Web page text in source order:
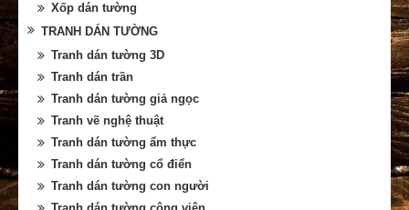
Xốp dán tường
TRANH DÁN TƯỜNG
Tranh dán tường 3D
Tranh dán trần
Tranh dán tường giả ngọc
Tranh vẽ nghệ thuật
Tranh dán tường ẩm thực
Tranh dán tường cổ điển
Tranh dán tường con người